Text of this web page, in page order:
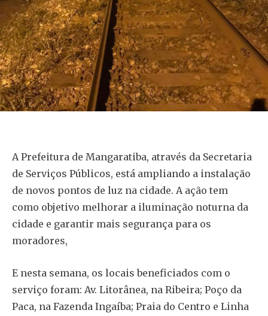
A Prefeitura de Mangaratiba, através da Secretaria
de Serviços Públicos, está ampliando a instalação
de novos pontos de luz na cidade. A ação tem
como objetivo melhorar a iluminação noturna da
cidade e garantir mais segurança para os
moradores,
E nesta semana, os locais beneficiados com o
serviço foram: Av. Litorânea, na Ribeira; Poço da
Paca, na Fazenda Ingaíba; Praia do Centro e Linha